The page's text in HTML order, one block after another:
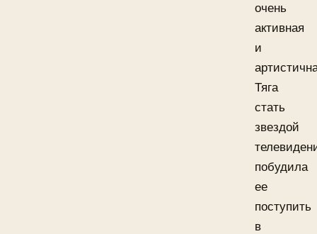
очень
активная
и
Тяга
стать
звездой
побудила
ее
поступить
в